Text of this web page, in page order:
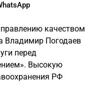
качеством
Владимир Погодаев
перед
Высокую
РФ